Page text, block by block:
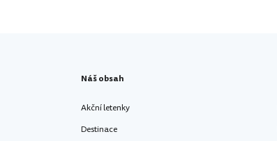
Náš obsah
Akční letenky
Destinace